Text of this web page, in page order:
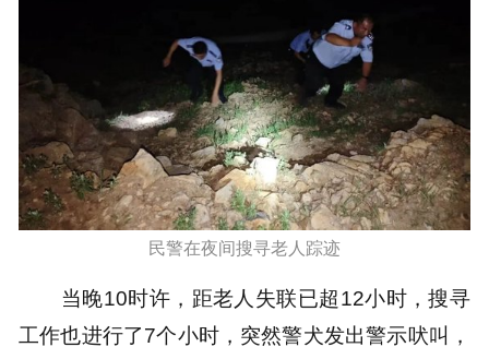
民警在夜间搜寻老人踪迹
当晚10时许，距老人失联已超12小时，搜寻
工作也进行了7个小时，突然警犬发出警示吠叫，